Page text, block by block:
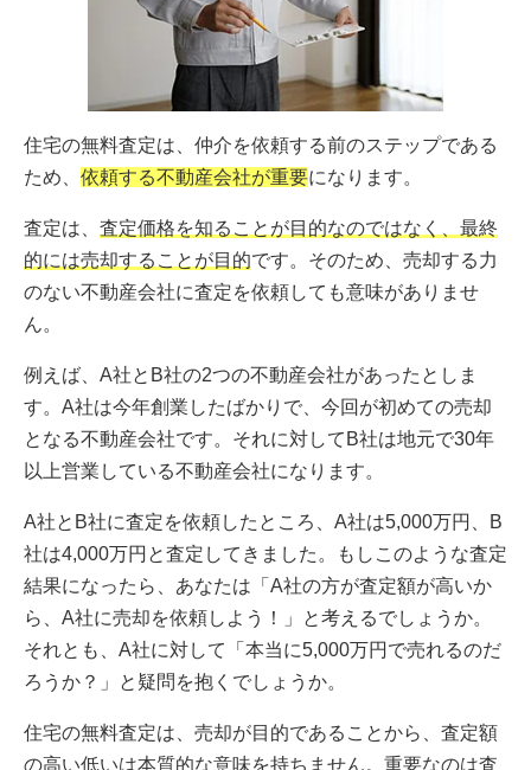
住宅の無料査定は、仲介を依頼する前のステップである
ため、 依頼する不動産会社が重要になります。
査定は、 査定価格を知ることが目的なのではなく、最終
的には売却することが目的です。そのため、売却する力
のない不動産会社に査定を依頼しても意味がありませ
ん。
例えば、A社とB社の2つの不動産会社があったとしま
す。A社は今年創業したばかりで、今回が初めての売却
となる不動産会社です。それに対してB社は地元で30年
以上営業している不動産会社になります。
A社とB社に査定を依頼したところ、A社は5,000万円、B
社は4,000万円と査定してきました。もしこのような査定
結果になったら、あなたは「A社の方が査定額が高いか
ら、A社に売却を依頼しよう！」と考えるでしょうか。
それとも、A社に対して「本当に5,000万円で売れるのだ
ろうか？」と疑問を抱くでしょうか。
住宅の無料査定は、売却が目的であることから、査定額
の高い低いは本質的な意味を持ちません。重要なのは査